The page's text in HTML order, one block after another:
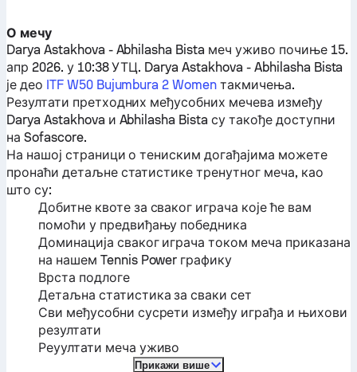
О мечу
Darya Astakhova - Abhilasha Bista меч уживо почиње 15.
апр 2026. у 10:38 УТЦ. Darya Astakhova - Abhilasha Bista
је део ITF W50 Bujumbura 2 Women такмичења.
Резултати претходних међусобних мечева између
Darya Astakhova и Abhilasha Bista су такође доступни
на Sofascore.
На нашој страници о тениским догађајима можете
пронаћи детаљне статистике тренутног меча, као
што су:
Добитне квоте за сваког играча које ће вам
помоћи у предвиђању победника
Доминација сваког играча током меча приказана
на нашем Tennis Power графику
Врста подлоге
Детаљна статистика за сваки сет
Сви међусобни сусрети између играђа и њихови
резултати
Реуултати меча уживо
Прикажи више